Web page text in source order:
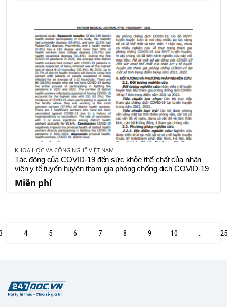
KHOA HỌC VÀ CÔNG NGHỆ VIỆT NAM
Tác động của COVID-19 đến sức khỏe thể chất của nhân
viên y tế tuyến huyện tham gia phòng chống dịch COVID-19
Miễn phí
4 5 6 7 8 9 10 ... 25